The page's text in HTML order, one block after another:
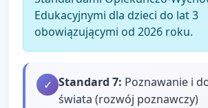
Edukacyjnymi dla dzieci do lat 3
obowiązującymi od 2026 roku.
✓ Standard 7: Poznawanie i
świata (rozwój poznawczy)